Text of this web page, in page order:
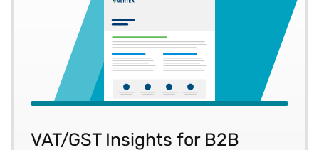
VAT/GST Insights for B2B